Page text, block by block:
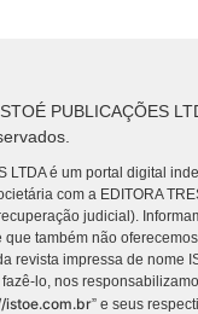
PUBLICAÇÕES
LTDA é um portal digital
com a EDITORA
judicial).
também não
revista impressa de nome
lo, nos
istoe.com.br” e seus